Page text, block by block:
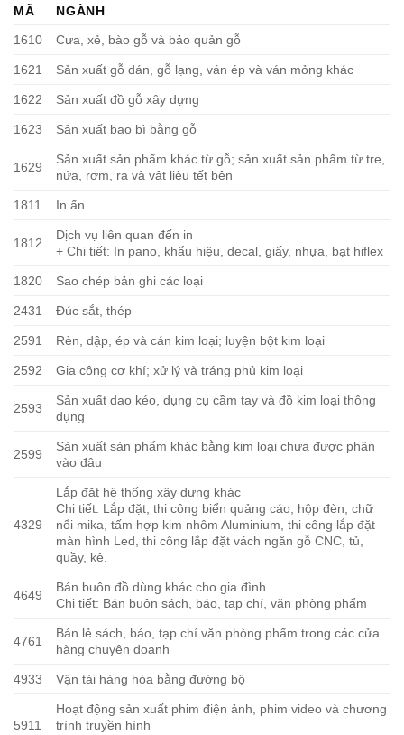
MÃ
NGÀNH
1610
Cưa, xẻ, bào gỗ và bảo quản gỗ
1621 Sản xuất gỗ dán, gỗ lạng, ván ép và ván mỏng khác
1622 Sản xuất đồ gỗ xây dựng
1623 Sản xuất bao bì bằng gỗ
1629
Sản xuất sản phẩm khác từ gỗ; sản xuất sản phẩm từ tre,
nứa, rơm, rạ và vật liệu tết bện
1811 In ấn
1812
Dịch vụ liên quan đến in
+ Chi tiết: In pano, khẩu hiệu, decal, giấy, nhựa, bạt hiflex
1820 Sao chép bản ghi các loại
2431 Đúc sắt, thép
2591 Rèn, dập, ép và cán kim loại; luyện bột kim loại
2592 Gia công cơ khí; xử lý và tráng phủ kim loại
2593
Sản xuất dao kéo, dụng cụ cầm tay và đồ kim loại thông
dụng
2599
Sản xuất sản phẩm khác bằng kim loại chưa được phân
vào đâu
4329
Lắp đặt hệ thống xây dựng khác
Chi tiết: Lắp đặt, thi công biển quảng cáo, hộp đèn, chữ
nổi mika, tấm hợp kim nhôm Aluminium, thi công lắp đặt
màn hình Led, thi công lắp đặt vách ngăn gỗ CNC, tủ,
quầy, kệ.
4649
Bán buôn đồ dùng khác cho gia đình
Chi tiết: Bán buôn sách, báo, tạp chí, văn phòng phẩm
4761
Bán lẻ sách, báo, tạp chí văn phòng phẩm trong các cửa
hàng chuyên doanh
4933 Vận tải hàng hóa bằng đường bộ
5911
Hoạt động sản xuất phim điện ảnh, phim video và chương
trình truyền hình